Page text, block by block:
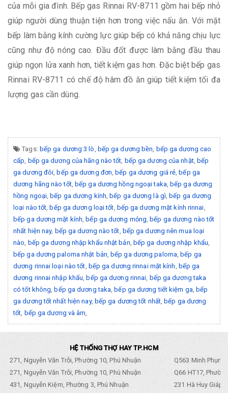
của mỗi gia đình. Bếp gas Rinnai RV-8711 gồm hai bếp nhỏ
giúp người dùng thuận tiện hơn trong việc nấu ăn. Với mặt
bếp làm bằng kính cường lực giúp bếp có khả năng chịu lực
cũng như độ nóng cao. Đầu đốt được làm bằng đầu thau
giúp ngọn lửa xanh hơn, tiết kiệm gas hơn. Đặc biệt bếp gas
Rinnai RV-8711 có chế độ hâm đồ ăn giúp tiết kiệm tối đa
lượng gas cần dùng.
Tags: bếp ga dương 3 lò bếp ga dương bền bếp ga dương cao
cấp bếp ga dương của hãng nào tốt bếp ga dương của nhật, bếp
ga dương đôi ,bếp ga dương đơn ,bếp ga dương giá rẻ ,bếp ga
dương hãng nào tốt,bếp ga dương hồng ngoại taka ,bếp ga dương
hồng ngoại ,bếp ga dương kính ,bếp ga dương là gì ,bếp ga dương
loại nào tốt ,bếp ga dương loại tốt bếp ga dương mặt kính rinnai
bếp ga dương mặt kính ,bếp ga dương mỏng ,bếp ga dương nào tốt
nhất hiện nay, bếp ga dương nào tốt bếp ga dương nên mua loại
nào bếp ga dương nhập khẩu nhật bản bếp ga dương nhập khẩu
bếp ga dương paloma nhật bản ,bếp ga dương paloma ,bếp ga
dương rinnai loại nào tốt bếp ga dương rinnai mặt kính bếp ga
dương rinnai nhập khẩu ,bếp ga dương rinnai bếp ga dương taka
có tốt không ,bếp ga dương taka ,bếp ga dương tiết kiệm ga ,bếp
ga dương tốt nhất hiện nay, bếp ga dương tốt nhất,bếp ga dương
tốt bếp ga dương và âm
HỆ THỐNG THỢ HAY TP.HCM
271, Nguyễn Văn Trỗi, Phường 10, Phú Nhuận
Q563 Minh
271, Nguyễn Văn Trỗi, Phường 10, Phú Nhuận
Q66 HT17,
431, Nguyễn Kiệm, Phường 3, Phú Nhuận
231 Hà Huy Giáp,